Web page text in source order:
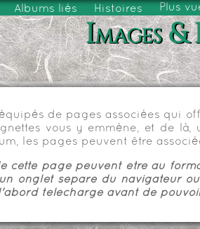
Albums liés Histoires Plus
Images
de pages associées qui
vous y emmène, et de
les pages peuvent être
cette page peuvent être au
onglet séparé du navigateur
téléchargé avant de